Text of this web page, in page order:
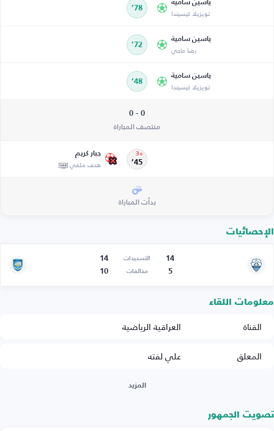
ياسين سامية
تويزيلا كيسيندا 78’
ياسين سامية
رضا ماجي 72’
ياسين سامية
تويزيلا كيسيندا 48’
0 - 0
منتصف المباراة
45’
+3 جبار كريم
هدف ملغي
بدأت المباراة
الإحصائيات
14 التسديدات
14
5
مخالفات 10
معلومات اللقاء
القناة
العراقية الرياضية
المعلق
علي لفته
المزيد
تصويت الجمهور